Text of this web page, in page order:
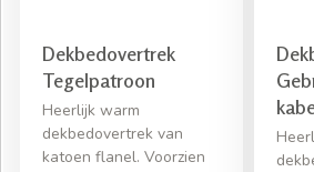
Dekbedovertrek
Tegelpatroon
Heerlijk warm
dekbedovertrek van
katoen flanel. Voorzien